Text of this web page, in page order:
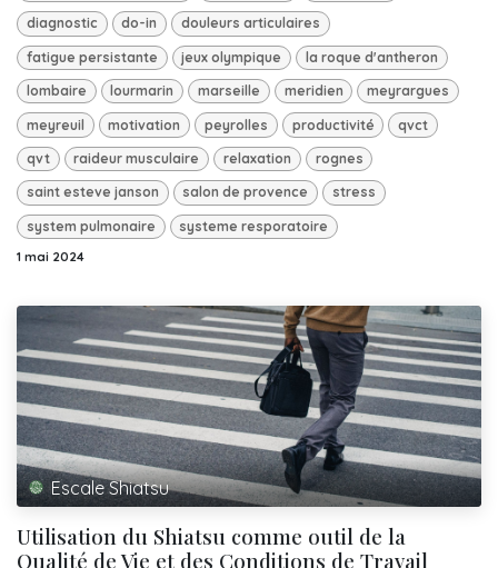
diagnostic do-in douleurs articulaires
fatigue persistante jeux olympique la roque d'antheron
lombaire lourmarin marseille meridien meyrargues
meyreuil motivation peyrolles productivité qvct
qvt raideur musculaire relaxation rognes
saint esteve janson salon de provence stress
system pulmonaire systeme resporatoire
1 mai 2024
Escale Shiatsu
Utilisation du Shiatsu comme outil de la
Qualité de Vie et des Conditions de Travail